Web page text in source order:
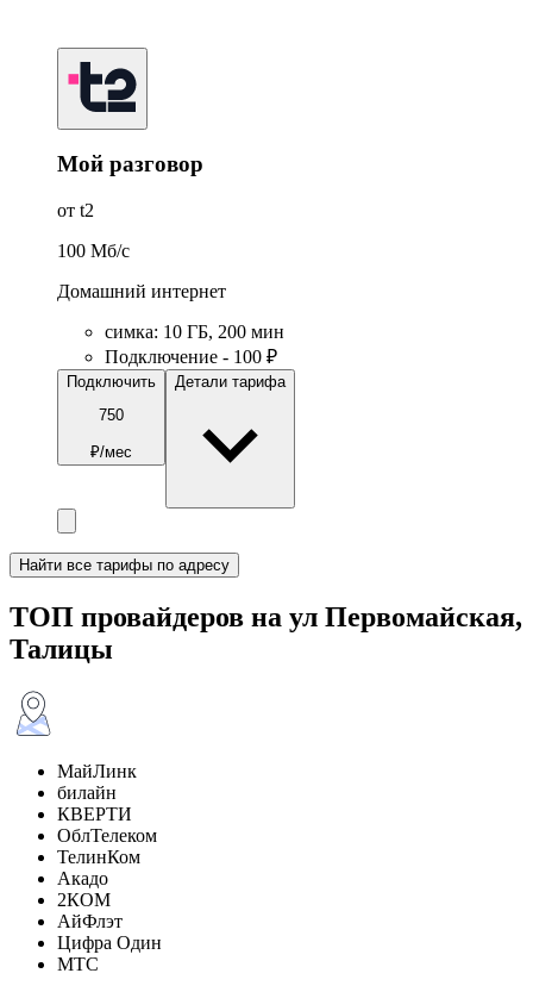
Мой разговор
от t2
100 Мб/c
Домашний интернет
симка: 10 ГБ, 200 мин
Подключение - 100 ₽
Подключить
750
₽/мес
Детали тарифа
Найти все тарифы по адресу
ТОП провайдеров на ул Первомайская,
Талицы
МайЛинк
билайн
КВЕРТИ
ОблТелеком
ТелинКом
Акадо
2КОМ
АйФлэт
Цифра Один
МТС